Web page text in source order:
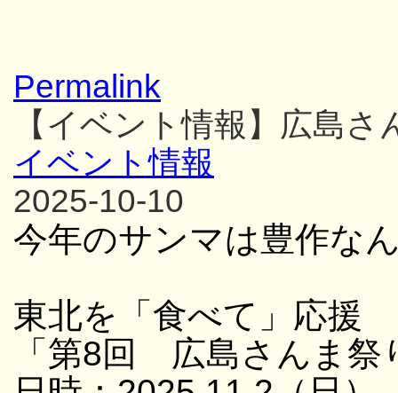
Permalink
【イベント情報】広島さ
イベント情報
2025-10-10
今年のサンマは豊作な
東北を「食べて」応援
「第8回 広島さんま祭